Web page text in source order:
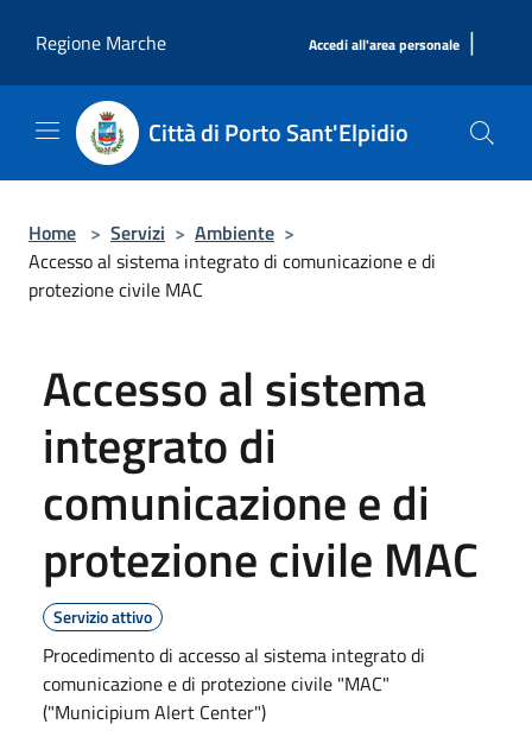
Regione Marche
Accedi all'area personale |
Città di Porto Sant'Elpidio
Home > Servizi > Ambiente >
Accesso al sistema integrato di comunicazione e di
protezione civile MAC
Accesso al sistema
integrato di
comunicazione e di
protezione civile MAC
Servizio attivo
Procedimento di accesso al sistema integrato di
comunicazione e di protezione civile "MAC"
("Municipium Alert Center")